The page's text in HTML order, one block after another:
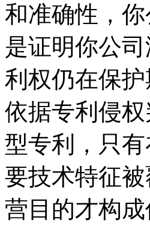
和准确性，
是证明你公
利权仍在保
依据专利侵
型专利，只
要技术特征
营目的才构成